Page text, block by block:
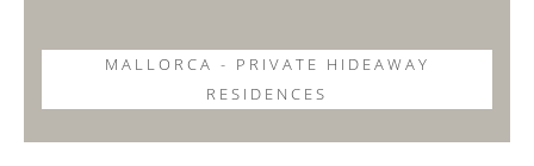
MALLORCA - PRIVATE HIDEAWAY
RESIDENCES